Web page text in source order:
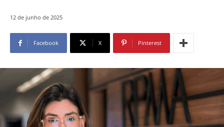
12 de junho de 2025
Facebook X Pinterest